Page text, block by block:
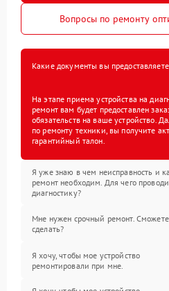
Вопросы по ремонту
Какие документы вы
На этапе приема устройства на
ремонт вам будет предоставлен
обязательств на ваше устройство.
по ремонту техники, вы получите
гарантийный талон.
Я уже знаю в чем неисправность и
ремонт необходим. Для чего
диагностику?
Мне нужен срочный ремонт. Сможете
сделать?
Я хочу, чтобы мое устройство
ремонтировали при мне.